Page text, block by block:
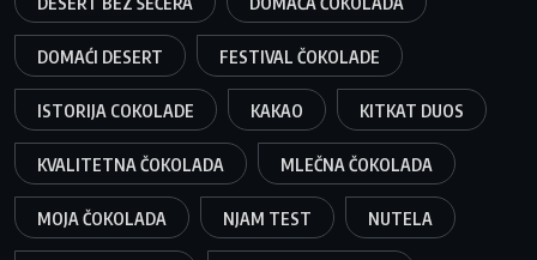
DOMAĆI DESERT FESTIVAL ČOKOLADE
ISTORIJA COKOLADE KAKAO KITKAT DUOS
KVALITETNA ČOKOLADA MLEČNA ČOKOLADA
MOJA ČOKOLADA NJAM TEST NUTELA